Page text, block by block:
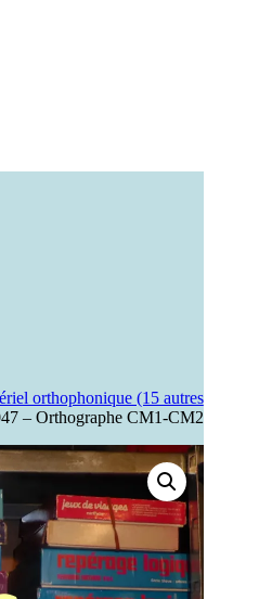
orthophonique (15 autres
– Orthographe CM1-CM2